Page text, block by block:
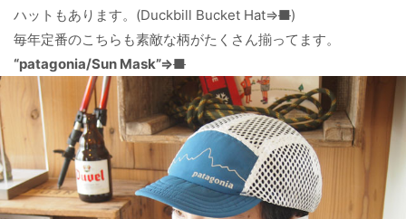
ハットもあります。(Duckbill Bucket Hat⇒■)
毎年定番のこちらも素敵な柄がたくさん揃ってます。
“patagonia/Sun Mask”⇒■